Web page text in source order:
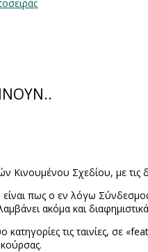
Κινουμένου Σχεδίου, με τις
είναι πως ο εν λόγω
ακόμα και
τις ταινίες, σε «